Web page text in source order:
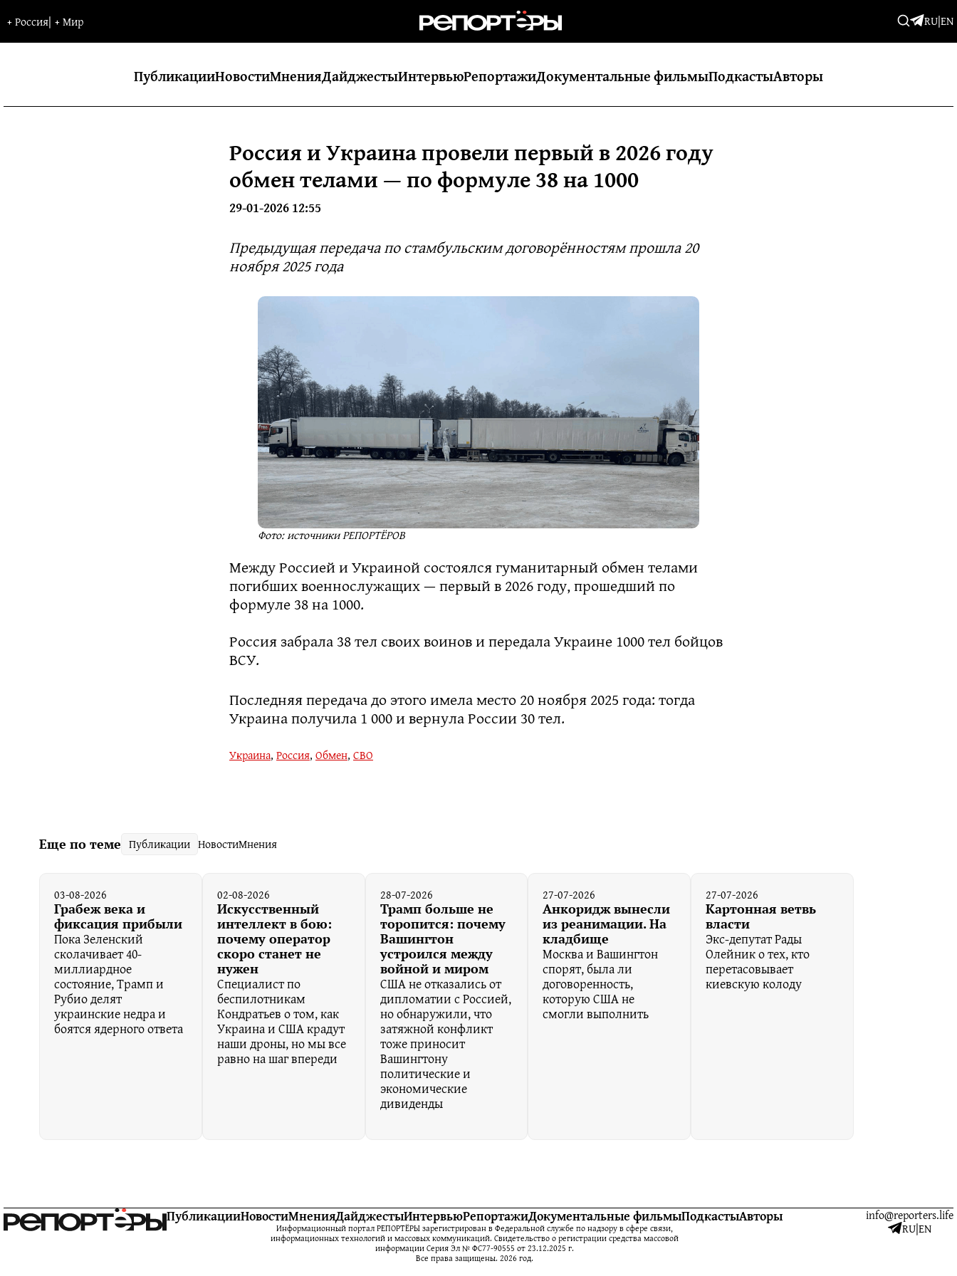
+Россия| +Мир RU|EN
ПубликацииНовостиМненияДайджестыИнтервьюРепортажиДокументальные фильмыПодкастыАвторы
Россия и Украина провели первый в 2026 году
обмен телами — по формуле 38 на 1000
29-01-2026 12:55
Предыдущая передача по стамбульским договорённостям прошла 20
ноября 2025 года
Фото: источники РЕПОРТЁРОВ
Между Россией и Украиной состоялся гуманитарный обмен телами
погибших военнослужащих — первый в 2026 году, прошедший по
формуле 38 на 1000.
Россия забрала 38 тел своих воинов и передала Украине 1000 тел бойцов
ВСУ.
Последняя передача до этого имела место 20 ноября 2025 года: тогда
Украина получила 1 000 и вернула России 30 тел.
Украина, Россия, Обмен, СВО
Еще по теме Публикации НовостиМнения
03-08-2026
Грабеж века и
фиксация прибыли
Пока Зеленский
сколачивает 40-
миллиардное
состояние, Трамп и
Рубио делят
украинские недра и
боятся ядерного ответа
02-08-2026
Искусственный
интеллект в бою:
почему оператор
скоро станет не
нужен
Специалист по
беспилотникам
Кондратьев о том, как
Украина и США крадут
наши дроны, но мы все
равно на шаг впереди
28-07-2026
Трамп больше не
торопится: почему
Вашингтон
устроился между
войной и миром
США не отказались от
дипломатии с Россией,
но обнаружили, что
затяжной конфликт
тоже приносит
Вашингтону
политические и
экономические
дивиденды
27-07-2026
Анкоридж вынесли
из реанимации. На
кладбище
Москва и Вашингтон
спорят, была ли
договоренность,
которую США не
смогли выполнить
27-07-2026
Картонная ветвь
власти
Экс-депутат Рады
Олейник о тех, кто
перетасовывает
киевскую колоду
ПубликацииНовостиМненияДайджестыИнтервьюРепортажиДокументальные фильмыПодкастыАвторы
Информационный портал РЕПОРТЁРЫ зарегистрирован в Федеральной службе по надзору в сфере связи,
информационных технологий и массовых коммуникаций. Свидетельство о регистрации средства массовой
информации Серия Эл № ФС77-90555 от 23.12.2025 г.
Все права защищены. 2026 год.
info@reporters.life
RU|EN